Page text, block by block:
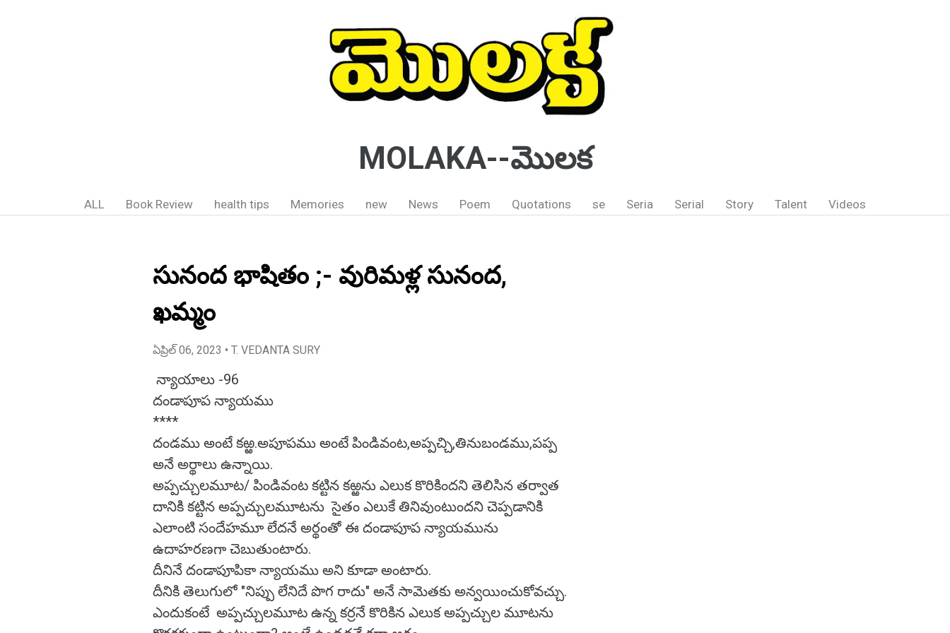
MOLAKA--మొలక
ALL Book Review health tips Memories new News Poem Quotations se Seria Serial Story Talent Videos
సునంద భాషితం ;- వురిమళ్ల సునంద,
ఖమ్మం
ఏప్రిల్ 06, 2023 • T. VEDANTA SURY
న్యాయాలు -96
దండాపూప న్యాయము
****
దండము అంటే కఱ్ఱ.అపూపము అంటే పిండివంట,అప్పచ్చి,తినుబండము,పప్ప
అనే అర్థాలు ఉన్నాయి.
అప్పచ్చులమూట/ పిండివంట కట్టిన కఱ్ఱను ఎలుక కొరికిందని తెలిసిన తర్వాత
దానికి కట్టిన అప్పచ్చులమూటను సైతం ఎలుకే తినివుంటుందని చెప్పడానికి
ఎలాంటి సందేహమూ లేదనే అర్థంతో ఈ దండాపూప న్యాయమును
ఉదాహరణగా చెబుతుంటారు.
దీనినే దండాపూపికా న్యాయము అని కూడా అంటారు.
దీనికి తెలుగులో "నిప్పు లేనిదే పొగ రాదు" అనే సామెతకు అన్వయించుకోవచ్చు.
ఎందుకంటే అప్పచ్చులమూట ఉన్న కర్రనే కొరికిన ఎలుక అప్పచ్చుల మూటను